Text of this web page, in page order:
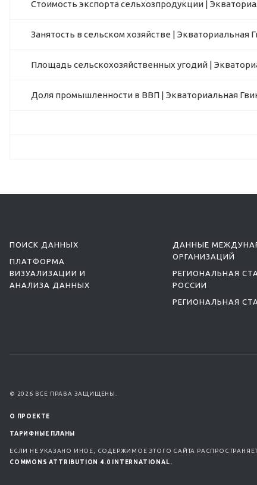
Стоимость экспорта сельхозпродукции |
Занятость в сельском хозяйстве | Экваториальная
Площадь сельскохозяйственных угодий |
Доля промышленности в ВВП | Экваториальная
ПОИСК ДАННЫХ
ПЛАТФОРМА
ВИЗУАЛИЗАЦИИ И
АНАЛИЗА ДАННЫХ
ДАННЫЕ
ОРГАНИЗАЦИЙ
РЕГИОНАЛЬНАЯ
РОССИИ
РЕГИОНАЛЬНАЯ
© 2026 ВСЕ ПРАВА ЗАЩИЩЕНЫ.
О ПРОЕКТЕ
ТАРИФНЫЕ ПЛАНЫ
ЕСЛИ НЕ УКАЗАНО ИНОЕ, СОДЕРЖИМОЕ ЭТОГО САЙТА
COMMONS ATTRIBUTION 4.0 INTERNATIONAL.